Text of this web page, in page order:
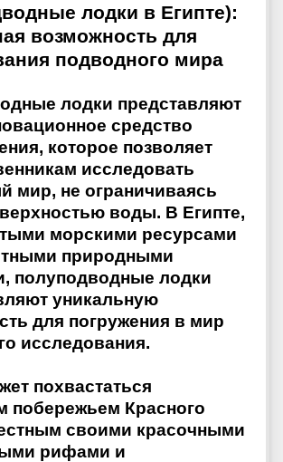
лодки в Египте):
возможность для
подводного мира
лодки представляют
средство
которое позволяет
исследовать
мир, не ограничиваясь
воды. В Египте,
морскими ресурсами
природными
полуподводные лодки
уникальную
для погружения в мир
исследования.
похвастаться
Красного
своими красочными
рифами и